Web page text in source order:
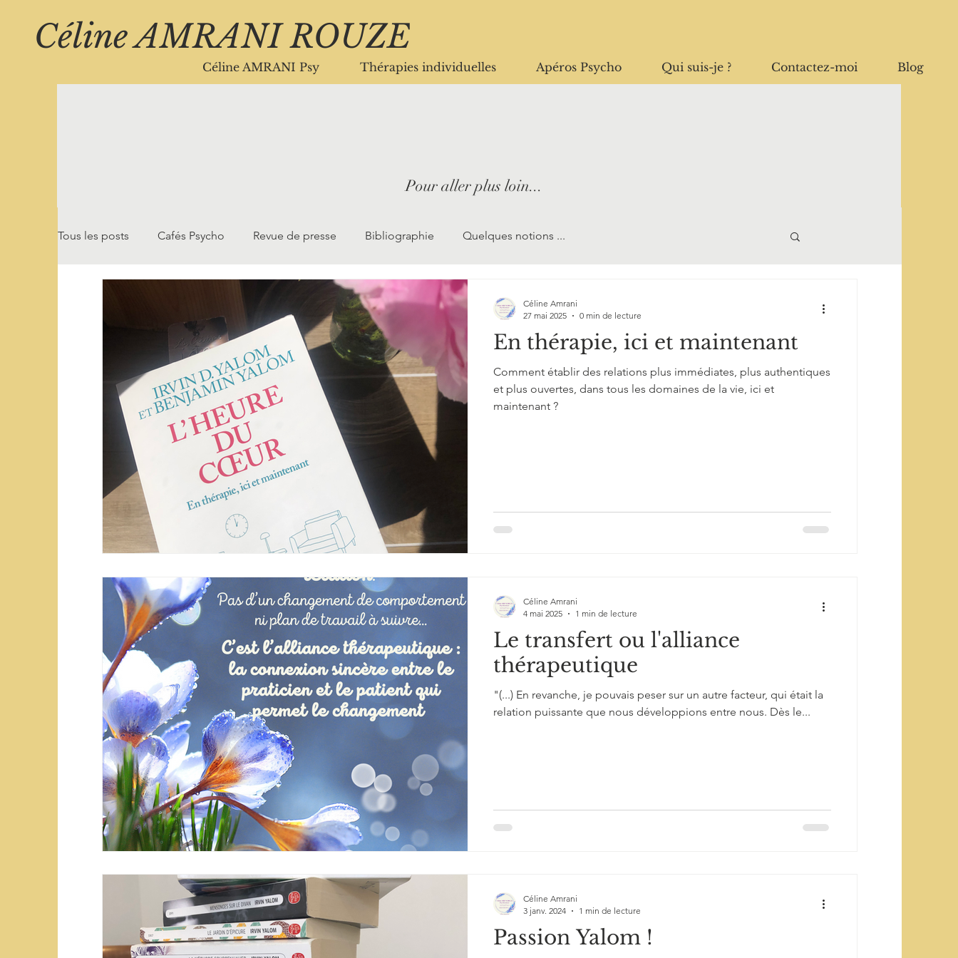
Céline AMRANI Psy Thérapies individuelles Apéros Psycho Qui suis-je ? Contactez-moi Blog
Pour aller plus loin...
Tous les posts Cafés Psycho Revue de presse Bibliographie Quelques notions ...
En thérapie, ici et maintenant
Comment établir des relations plus immédiates, plus authentiques
et plus ouvertes, dans tous les domaines de la vie, ici et
maintenant ?
Céline Amrani
27 mai 2025
0 min de lecture
Le transfert ou l'alliance
thérapeutique
"(...) En revanche, je pouvais peser sur un autre facteur, qui était la
relation puissante que nous développions entre nous. Dès le...
Céline Amrani
4 mai 2025
1 min de lecture
Passion Yalom !
Céline Amrani
3 janv. 2024
1 min de lecture
Céline AMRANI ROUZE